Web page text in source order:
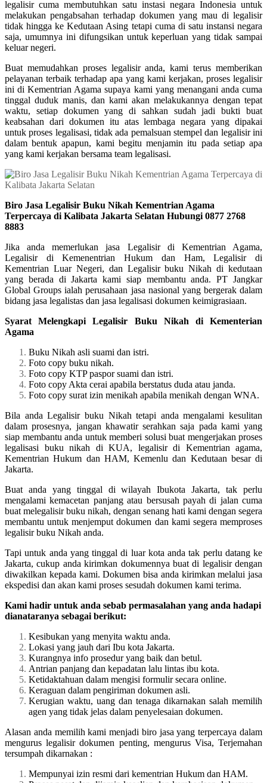
legalisir cuma membutuhkan satu instasi negara Indonesia untuk
melakukan pengabsahan terhadap dokumen yang mau di legalisir
tidak hingga ke Kedutaan Asing tetapi cuma di satu instansi negara
saja, umumnya ini difungsikan untuk keperluan yang tidak sampai
keluar negeri.
Buat memudahkan proses legalisir anda, kami terus memberikan
pelayanan terbaik terhadap apa yang kami kerjakan, proses legalisir
ini di Kementrian Agama supaya kami yang menangani anda cuma
tinggal duduk manis, dan kami akan melakukannya dengan tepat
waktu, setiap dokumen yang di sahkan sudah jadi bukti buat
keabsahan dari dokumen itu atas lembaga negara yang dipakai
untuk proses legalisasi, tidak ada pemalsuan stempel dan legalisir ini
dalam bentuk apapun, kami begitu menjamin itu pada setiap apa
yang kami kerjakan bersama team legalisasi.
Biro Jasa Legalisir Buku Nikah Kementrian Agama
Terpercaya di Kalibata Jakarta Selatan Hubungi 0877 2768
8883
Jika anda memerlukan jasa Legalisir di Kementrian Agama,
Legalisir di Kemenentrian Hukum dan Ham, Legalisir di
Kementrian Luar Negeri, dan Legalisir buku Nikah di kedutaan
yang berada di Jakarta kami siap membantu anda. PT Jangkar
Global Groups ialah perusahaan jasa nasional yang bergerak dalam
bidang jasa legalistas dan jasa legalisasi dokumen keimigrasiaan.
Syarat Melengkapi Legalisir Buku Nikah di Kementerian
Agama
Buku Nikah asli suami dan istri.
Foto copy buku nikah.
Foto copy KTP paspor suami dan istri.
Foto copy Akta cerai apabila berstatus duda atau janda.
Foto copy surat izin menikah apabila menikah dengan WNA.
Bila anda Legalisir buku Nikah tetapi anda mengalami kesulitan
dalam prosesnya, jangan khawatir serahkan saja pada kami yang
siap membantu anda untuk memberi solusi buat mengerjakan proses
legalisasi buku nikah di KUA, legalisir di Kementrian agama,
Kementrian Hukum dan HAM, Kemenlu dan Kedutaan besar di
Jakarta.
Buat anda yang tinggal di wilayah Ibukota Jakarta, tak perlu
mengalami kemacetan panjang atau bersusah payah di jalan cuma
buat melegalisir buku nikah, dengan senang hati kami dengan segera
membantu untuk menjemput dokumen dan kami segera memproses
legalisir buku Nikah anda.
Tapi untuk anda yang tinggal di luar kota anda tak perlu datang ke
Jakarta, cukup anda kirimkan dokumennya buat di legalisir dengan
diwakilkan kepada kami. Dokumen bisa anda kirimkan melalui jasa
ekspedisi dan akan kami proses sesudah dokumen kami terima.
Kami hadir untuk anda sebab permasalahan yang anda hadapi
dianataranya sebagai berikut:
Kesibukan yang menyita waktu anda.
Lokasi yang jauh dari Ibu kota Jakarta.
Kurangnya info prosedur yang baik dan betul.
Antrian panjang dan kepadatan lalu lintas ibu kota.
Ketidaktahuan dalam mengisi formulir secara online.
Keraguan dalam pengiriman dokumen asli.
Kerugian waktu, uang dan tenaga dikarnakan salah memilih
agen yang tidak jelas dalam penyelesaian dokumen.
Alasan anda memilih kami menjadi biro jasa yang terpercaya dalam
mengurus legalisir dokumen penting, mengurus Visa, Terjemahan
tersumpah dikarnakan :
Mempunyai izin resmi dari kementrian Hukum dan HAM.